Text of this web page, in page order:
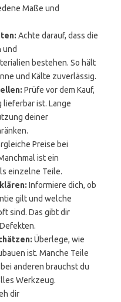
Maße und
Achte darauf, dass die
und
bestehen. So hält
und Kälte zuverlässig.
Prüfe vor dem Kauf,
ist. Lange
deiner
Preise bei
ist ein
einzelne Teile.
Informiere dich, ob
gilt und welche
sind. Das gibt dir
Überlege, wie
ist. Manche Teile
anderen brauchst du
Werkzeug.
dir